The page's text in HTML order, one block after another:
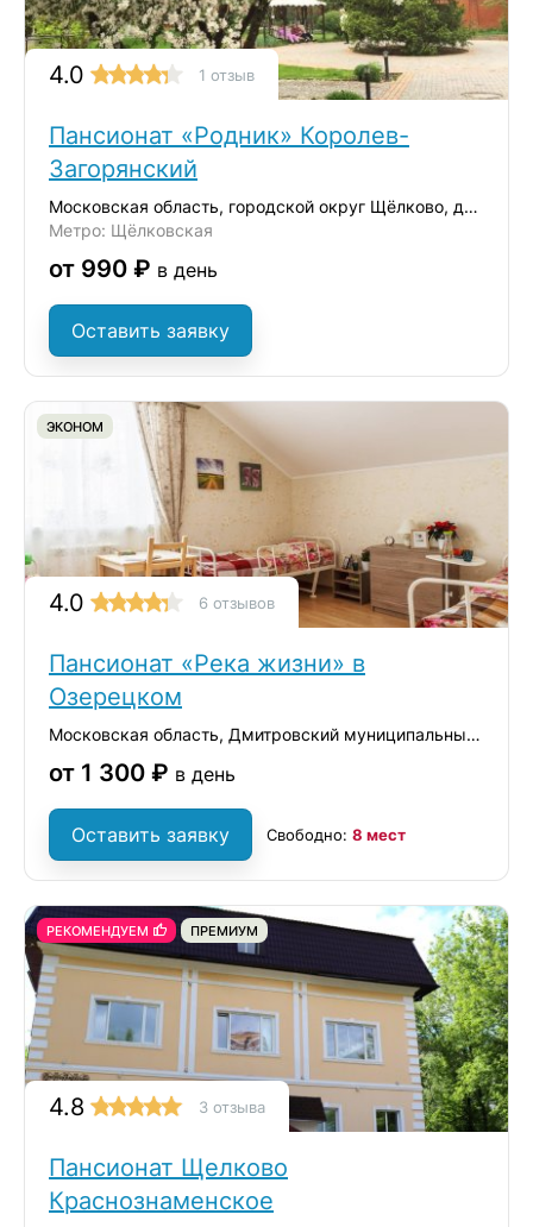
4.0 1 отзыв
Пансионат «Родник» Королев-
Загорянский
Московская область, городской округ Щёлково, дачный посёлок Загорянский,
Метро: Щёлковская
от 990 ₽ в день
Оставить заявку
ЭКОНОМ
4.0 6 отзывов
Пансионат «Река жизни» в
Озерецком
Московская область, Дмитровский муниципальный округ, село Озерецкое, вл1с1
от 1 300 ₽ в день
Оставить заявку Свободно: 8 мест
РЕКОМЕНДУЕМ ПРЕМИУМ
4.8 3 отзыва
Пансионат Щелково
Краснознаменское